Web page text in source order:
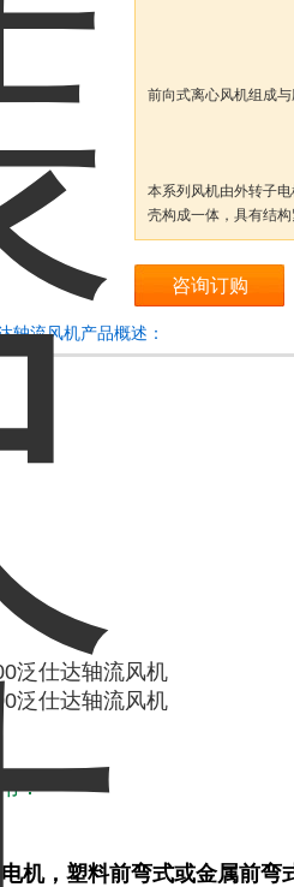
前向式离心风机组成与
本系列风机由外转子
壳构成一体，具有结
咨询订购
轴流风机产品概述：
泛仕达轴流风机
泛仕达轴流风机
：
机，塑料前弯式或金属前弯